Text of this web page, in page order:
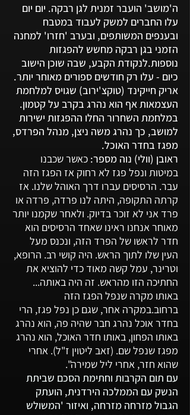
ה'מושב' הועבר זמנית לגן רבקה. יום יום
עלו החברים למשק לעבוד במטבח
ובענפים המשותפים, ובערב 'חזרו' למחנה
הזמני בגן רבקה מחשש להפגזות
נוספות.לנקודת הקבע, שבה שוכן הישוב
כיום - עלו רק חודשים ספורים מאוחר יותר.
אריק חייקינד (טוקצ'ירוב) שגויס למלחמת
העצמאות אף הוא נהרג בקרב על קטמון.
במלחמת השחרור החלו ההפגזות ישירות
למושב, כך נהרג משה ניצן, מנהל הפרדס,
מפגז בחדר האוכל.
ראובן (וולי) נוה מספר: כאשרשכבנו
במיטות ונפל פגז לא רחוק אז הפגז הזה
עבר. הרסיסים עברו דרך האוהל שלנו. אז
קרתה התקופה, היתה לנו פרדה, פרדה או
פרד אני לא זוכר בדיוק. ולאחר שקמנו יותר
מאוחר אנחנו ראינו שאחד הרסיסים הוא
חדר לראשו של הפרד הזה, ונכנס מעל
העין שלו לתוך הראש. היה קושי רב. הרופא,
וטרינר, עמל קשה מאוד כדי להוציא את
החתיכה הזו מהראש. זה היה באותה...
באותו מקרה שנפל הפגז הזה
ברחוב.במקרה אחר, שגם כן נפל פגז, הרי
בחדר אוכל נהרג חבר שהיה פה, הוא נהרג
באותו הפחון, באותו חדר האוכל, הוא נהרג
מפגז שנפל שם. (זאב ליטוין ז"ל). אחרי
שהוא חזר, אחרי ליל שמירה"
.
עם תום הקרבות וחתימת הסכם שביתת
הנשק עם הממלכה הירדנית, הועתק
הגבול מזרחה מזרחה, ואיזור 'המשולש